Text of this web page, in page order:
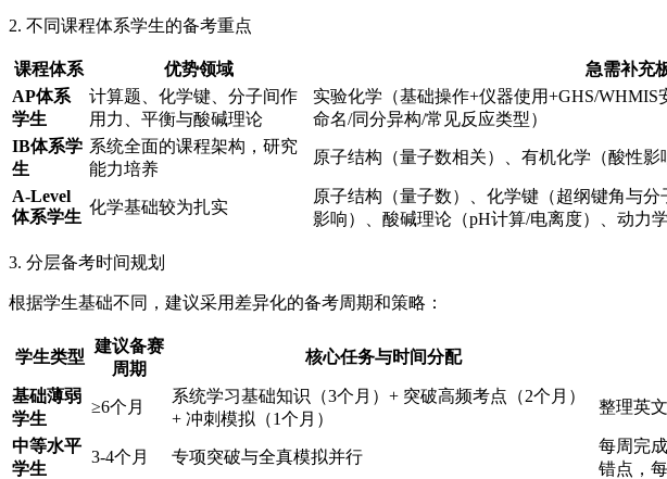
2. 不同课程体系学生的备考重点
课程体系 优势领域 急需补充
AP体系
学生
计算题、化学键、分子间作
用力、平衡与酸碱理论
实验化学（基础操作+仪器使用+GHS/
命名/同分异构/常见反应类型）
IB体系学
生
系统全面的课程架构，研究
能力培养
原子结构（量子数相关）、有机化学（酸性影
A-Level
体系学生
化学基础较为扎实
原子结构（量子数）、化学键（超纲键角与
影响）、酸碱理论（pH计算/电离度）、动力
3. 分层备考时间规划
根据学生基础不同，建议采用差异化的备考周期和策略：
学生类型
建议备赛
周期
核心任务与时间分配
基础薄弱
学生
≥6个月
系统学习基础知识（3个月）+ 突破高频考点（2个月）
+ 冲刺模拟（1个月）
整理英
中等水平
学生
3-4个月 专项突破与全真模拟并行
每周完
错点，